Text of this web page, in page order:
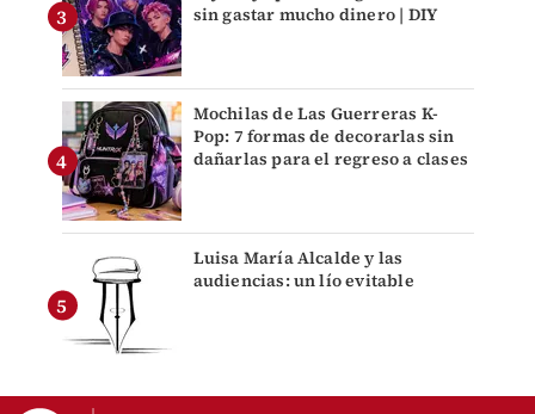
sin gastar mucho dinero | DIY
Mochilas de Las Guerreras K-
Pop: 7 formas de decorarlas sin
dañarlas para el regreso a clases
Luisa María Alcalde y las
audiencias: un lío evitable